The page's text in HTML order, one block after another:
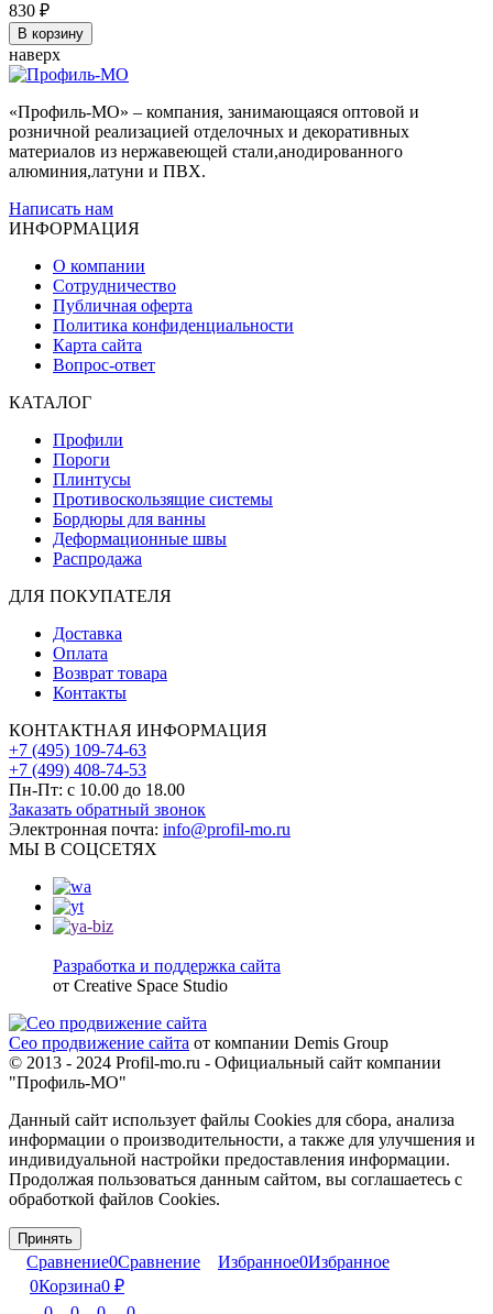
830 ₽
В корзину
наверх
«Профиль-МО» – компания, занимающаяся оптовой и
розничной реализацией отделочных и декоративных
материалов из нержавеющей стали,анодированного
алюминия,латуни и ПВХ.
Написать нам
ИНФОРМАЦИЯ
О компании
Сотрудничество
Публичная оферта
Политика конфиденциальности
Карта сайта
Вопрос-ответ
КАТАЛОГ
Профили
Пороги
Плинтусы
Противоскользящие системы
Бордюры для ванны
Деформационные швы
Распродажа
ДЛЯ ПОКУПАТЕЛЯ
Доставка
Оплата
Возврат товара
Контакты
КОНТАКТНАЯ ИНФОРМАЦИЯ
+7 (495) 109-74-63
+7 (499) 408-74-53
Пн-Пт: с 10.00 до 18.00
Заказать обратный звонок
Электронная почта: info@profil-mo.ru
МЫ В СОЦСЕТЯХ
Разработка и поддержка сайта
от Creative Space Studio
Сео продвижение сайта от компании Demis Group
© 2013 - 2024 Profil-mo.ru - Официальный сайт компании
"Профиль-МО"
Данный сайт использует файлы Cookies для сбора, анализа
информации о производительности, а также для улучшения и
индивидуальной настройки предоставления информации.
Продолжая пользоваться данным сайтом, вы соглашаетесь с
обработкой файлов Cookies.
Принять
Сравнение0Сравнение Избранное0Избранное
0Корзина0 ₽